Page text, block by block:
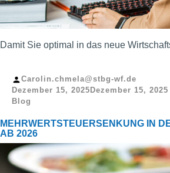
Damit Sie optimal in das neue
Veröffentlicht
von
Carolin.chmela@stbg-wf.de
Dezember 15, 2025 Dezember 15, 2025
Blog
MEHRWERTSTEUERSENKUNG IN
AB 2026